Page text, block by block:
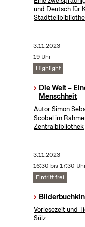
und Deutsch für
3.11.2023
19 Uhr
Highlight
Die Welt –
Menschheit
Autor Simon
Scobel im
Zentralbibliothek
3.11.2023
16:30 bis 17:30
Eintritt frei
Vorlesezeit und
Sülz